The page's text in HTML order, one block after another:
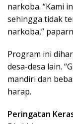
narkoba. “Kami
sehingga tidak
narkoba,”
Program ini
desa-desa lain.
mandiri dan
harap.
Peringatan